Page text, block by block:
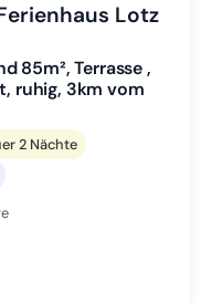
Lotz
85m², Terrasse ,
ruhig, 3km vom
2 Nächte